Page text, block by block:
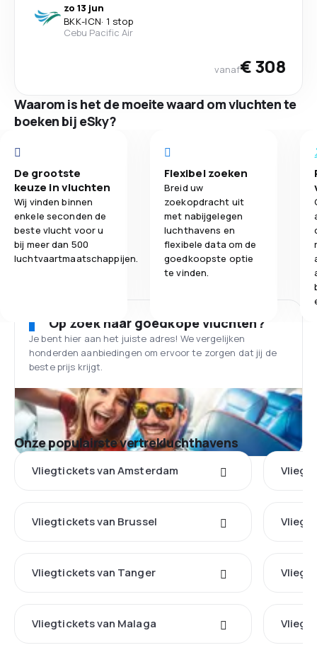
zo 13 jun
BKK-ICN· 1 stop
Cebu Pacific Air
vanaf€ 308
Waarom is het de moeite waard om vluchten te
boeken bij eSky?
De grootste
keuze in vluchten
Wij vinden binnen
enkele seconden de
beste vlucht voor u
bij meer dan 500
luchtvaartmaatschappijen.
Flexibel zoeken
Breid uw
zoekopdracht uit
met nabijgelegen
luchthavens en
flexibele data om de
goedkoopste optie
te vinden.
Op zoek naar goedkope vluchten?
Je bent hier aan het juiste adres! We vergelijken
honderden aanbiedingen om ervoor te zorgen dat jij de
beste prijs krijgt.
Onze populairste vertrekluchthavens
Vliegtickets van Amsterdam
Vliegtickets van Brussel
Vliegtickets van Tanger
Vliegtickets van Malaga